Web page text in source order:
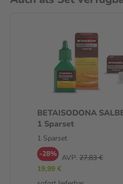
BETAISODONA
1 Sparset
1 Sparset
-28% AVP: 27,83 €
19,99 €